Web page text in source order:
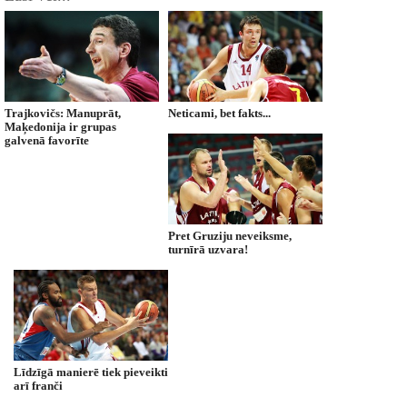
Trajkovičs: Manuprāt,
Maķedonija ir grupas
galvenā favorīte
Neticami, bet fakts...
Pret Gruziju neveiksme,
turnīrā uzvara!
Līdzīgā manierē tiek pieveikti
arī franči